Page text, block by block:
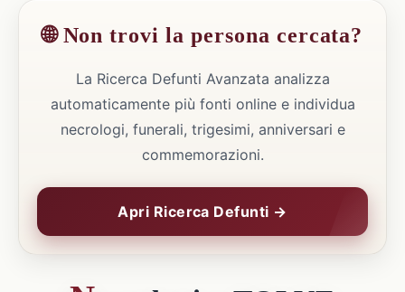
🌐 Non trovi la persona cercata?
La Ricerca Defunti Avanzata analizza
automaticamente più fonti online e individua
necrologi, funerali, trigesimi, anniversari e
commemorazioni.
Apri Ricerca Defunti →